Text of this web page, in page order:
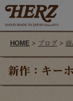
HOME > ブログ >
新作：キー